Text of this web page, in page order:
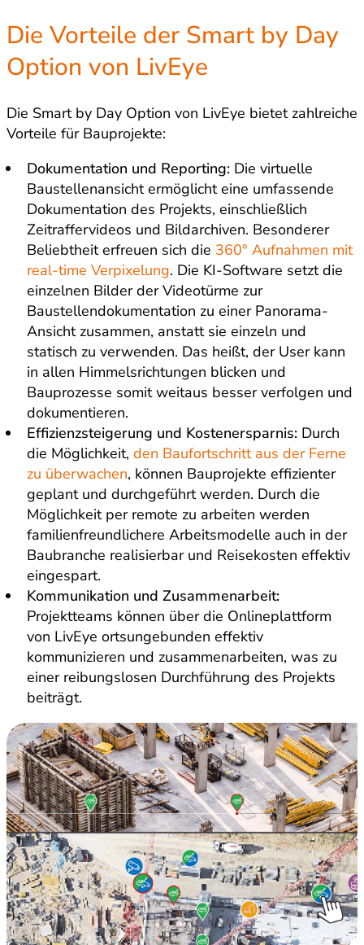
Die Vorteile der Smart by Day
Option von LivEye
Die Smart by Day Option von LivEye bietet zahlreiche
Vorteile für Bauprojekte:
Dokumentation und Reporting: Die virtuelle
Baustellenansicht ermöglicht eine umfassende
Dokumentation des Projekts, einschließlich
Zeitraffervideos und Bildarchiven. Besonderer
Beliebtheit erfreuen sich die 360° Aufnahmen mit
real-time Verpixelung. Die KI-Software setzt die
einzelnen Bilder der Videotürme zur
Baustellendokumentation zu einer Panorama-
Ansicht zusammen, anstatt sie einzeln und
statisch zu verwenden. Das heißt, der User kann
in allen Himmelsrichtungen blicken und
Bauprozesse somit weitaus besser verfolgen und
dokumentieren.
Effizienzsteigerung und Kostenersparnis: Durch
die Möglichkeit,den Baufortschritt aus der Ferne
zu überwachen, können Bauprojekte effizienter
geplant und durchgeführt werden. Durch die
Möglichkeit per remote zu arbeiten werden
familienfreundlichere Arbeitsmodelle auch in der
Baubranche realisierbar und Reisekosten effektiv
eingespart.
Kommunikation und Zusammenarbeit:
Projektteams können über die Onlineplattform
von LivEye ortsungebunden effektiv
kommunizieren und zusammenarbeiten, was zu
einer reibungslosen Durchführung des Projekts
beiträgt.